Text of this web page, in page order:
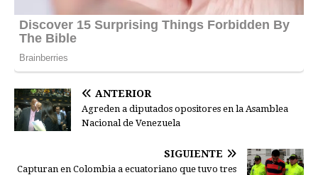
ANTERIOR
Agreden a diputados opositores en la Asamblea
Nacional de Venezuela
SIGUIENTE
Capturan en Colombia a ecuatoriano que tuvo tres